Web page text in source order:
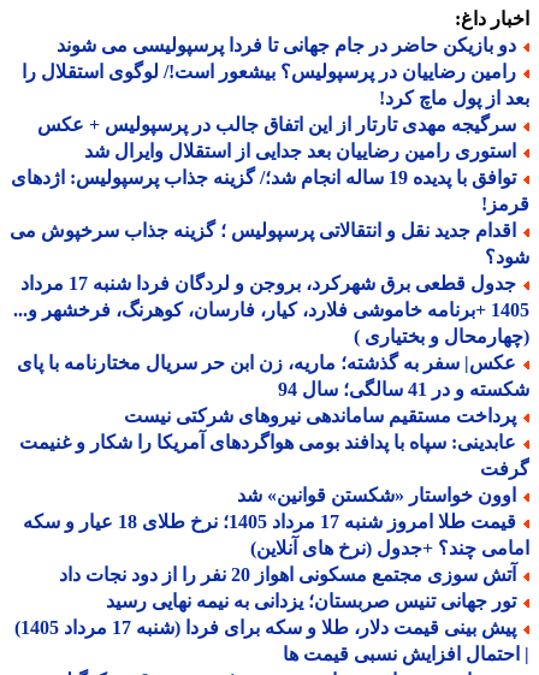
داغ:
بازیکن حاضر در جام جهانی تا فردا پرسپولیسی می شوند
رضاییان در پرسپولیس؟ بیشعور است!/ لوگوی استقلال را
از پول ماچ کرد!
مهدی تارتار از این اتفاق جالب در پرسپولیس + عکس
رامین رضاییان بعد جدایی از استقلال وایرال شد
توافق با پدیده 19 ساله انجام شد؛/ گزینه جذاب پرسپولیس: اژدهای
جدید نقل و انتقالاتی پرسپولیس ؛ گزینه جذاب سرخپوش می
جدول قطعی برق شهرکرد، بروجن و لردگان فردا شنبه 17 مرداد
1405 +برنامه خاموشی فلارد، کیار، فارسان، کوهرنگ، فرخشهر و...
و بختیاری )
سفر به گذشته؛ ماریه، زن ابن حر سریال مختارنامه با پای
و در 41 سالگی؛ سال 94
مستقیم ساماندهی نیروهای شرکتی نیست
سپاه با پدافند بومی هواگردهای آمریکا را شکار و غنیمت
خواستار «شکستن قوانین» شد
قیمت طلا امروز شنبه 17 مرداد 1405؛ نرخ طلای 18 عیار و سکه
چند؟ +جدول (نرخ های آنلاین)
سوزی مجتمع مسکونی اهواز 20 نفر را از دود نجات داد
جهانی تنیس صربستان؛ یزدانی به نیمه نهایی رسید
پیش بینی قیمت دلار، طلا و سکه برای فردا (شنبه 17 مرداد 1405)
افزایش نسبی قیمت ها